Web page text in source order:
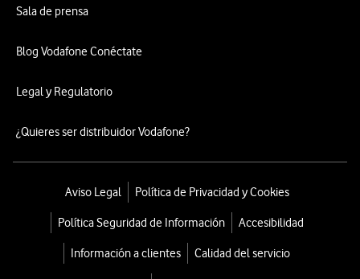
Sala de prensa
Blog Vodafone Conéctate
Legal y Regulatorio
¿Quieres ser distribuidor Vodafone?
Aviso Legal Política de Privacidad y Cookies
Política Seguridad de Información Accesibilidad
Información a clientes Calidad del servicio